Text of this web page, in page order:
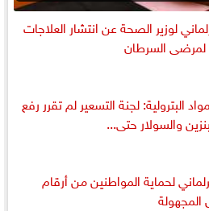
لوزير الصحة عن انتشار العلاجات
لمرضى السرطان
البترولية: لجنة التسعير لم تقرر رفع
والسولار حتى...
لحماية المواطنين من أرقام
المجهولة